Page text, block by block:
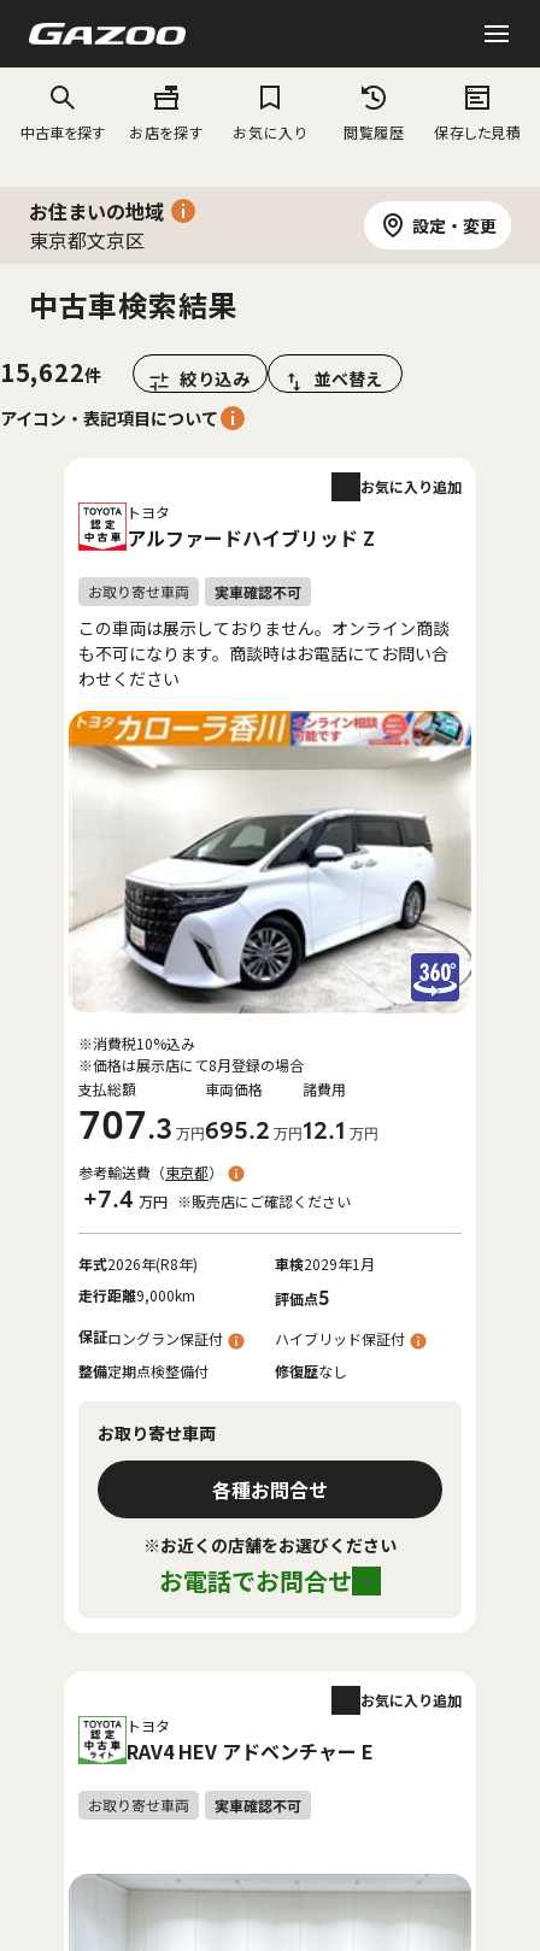
中古車を探す お店を探す お気に入り 閲覧履歴 保存した見積
お住まいの地域
東京都文京区
設定・変更
中古車検索結果
15,622 絞り込み
並べ替え
アイコン・表記項目について
トヨタ
アルファードハイブリッド Z
お気に入り追加
この車両は展示しておりません。オンライン商談
も不可になります。商談時はお電話にてお問い合
わせください
支払総額
707.3 万円
車両価格
695.2 万円
諸費用
12.1 万円
※消費税10%込み
※価格は展示店にて8月登録の場合
参考輸送費（東京都）
+7.4 万円 ※販売店にご確認ください
年式2026年(R8年) 車検2029年1月
走行距離9,000km 評価点5
保証ロングラン保証付
ハイブリッド保証付
整備定期点検整備付 修復歴なし
お取り寄せ車両
各種お問合せ
※お近くの店舗をお選びください
お電話でお問合せ
トヨタ
RAV4 HEV アドベンチャー E
お気に入り追加